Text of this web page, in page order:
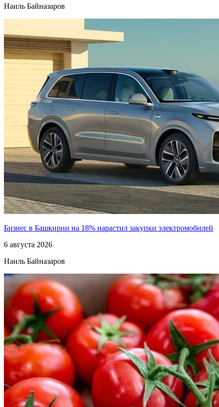
Наиль Байназаров
Бизнес в Башкирии на 18% нарастил закупки электромобилей
6 августа 2026
Наиль Байназаров